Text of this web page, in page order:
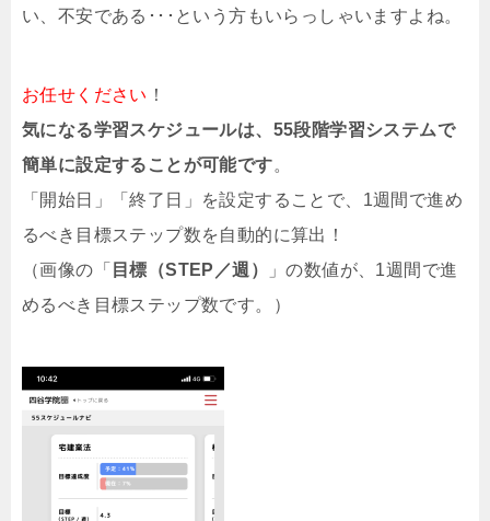
い、不安である･･･という方もいらっしゃいますよね。
お任せください ！
気になる学習スケジュールは、55段階学習システムで
簡単に設定することが可能です。
「開始日」「終了日」を設定することで、1週間で進め
るべき目標ステップ数を自動的に算出！
（画像の「 目標（STEP／週）
」の数値が、1週間で進
めるべき目標ステップ数です。）